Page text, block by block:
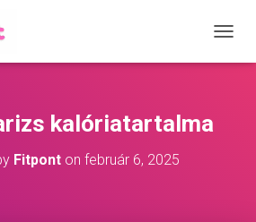
O
kalóriatartalma
Fitponton február 6, 2025